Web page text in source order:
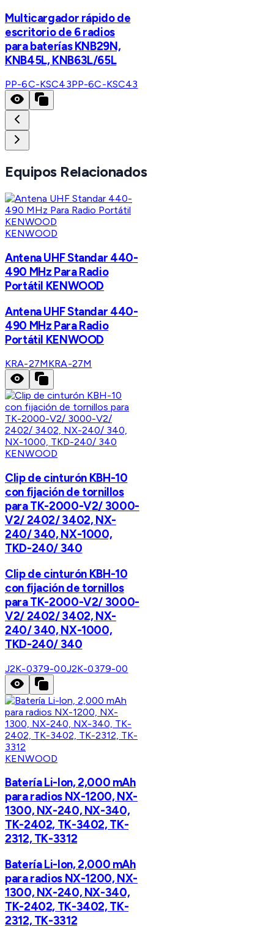
Multicargador rápido de
escritorio de 6 radios
para baterías KNB29N,
KNB45L, KNB63L/65L
PP-6C-KSC43PP-6C-KSC43
Equipos Relacionados
KENWOOD
Antena UHF Standar 440-
490 MHz Para Radio
Portátil KENWOOD
Antena UHF Standar 440-
490 MHz Para Radio
Portátil KENWOOD
KRA-27MKRA-27M
KENWOOD
Clip de cinturón KBH-10
con fijación de tornillos
para TK-2000-V2/ 3000-
V2/ 2402/ 3402, NX-
240/ 340, NX-1000,
TKD-240/ 340
Clip de cinturón KBH-10
con fijación de tornillos
para TK-2000-V2/ 3000-
V2/ 2402/ 3402, NX-
240/ 340, NX-1000,
TKD-240/ 340
J2K-0379-00J2K-0379-00
KENWOOD
Batería Li-lon, 2,000 mAh
para radios NX-1200, NX-
1300, NX-240, NX-340,
TK-2402, TK-3402, TK-
2312, TK-3312
Batería Li-lon, 2,000 mAh
para radios NX-1200, NX-
1300, NX-240, NX-340,
TK-2402, TK-3402, TK-
2312, TK-3312